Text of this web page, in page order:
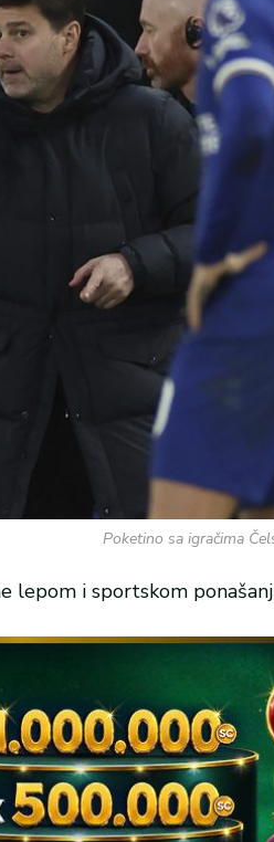
Poketino sa igračima
lepom i sportskom